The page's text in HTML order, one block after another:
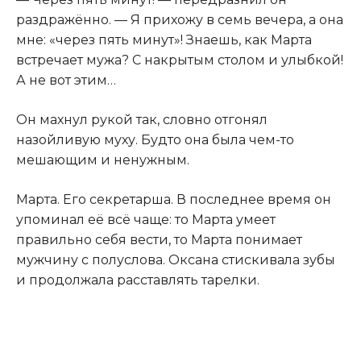
раздражённо. — Я прихожу в семь вечера, а она
мне: «через пять минут»! Знаешь, как Марта
встречает мужа? С накрытым столом и улыбкой!
А не вот этим…
Он махнул рукой так, словно отгонял
назойливую муху. Будто она была чем-то
мешающим и ненужным.
Марта. Его секретарша. В последнее время он
упоминал её всё чаще: то Марта умеет
правильно себя вести, то Марта понимает
мужчину с полуслова. Оксана стискивала зубы
и продолжала расставлять тарелки.